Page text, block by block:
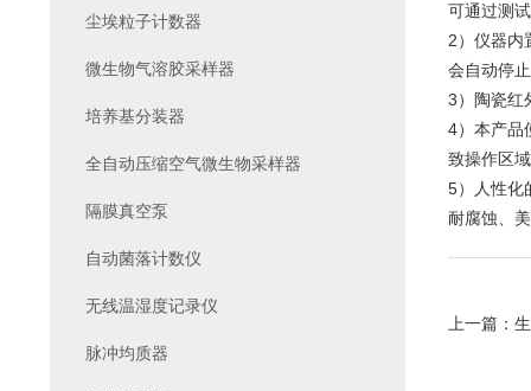
可通过测
2）仪器内
会自动停
3）陶瓷红
4）本产品
致操作区
5）人性化
耐腐蚀、
上一篇：
尘埃粒子计数器
微生物气溶胶采样器
培养基分装器
全自动压缩空气微生物采样器
隔膜真空泵
自动菌落计数仪
无线温湿度记录仪
脉冲均质器